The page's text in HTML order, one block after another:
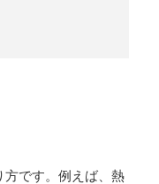
方です。例えば、熱